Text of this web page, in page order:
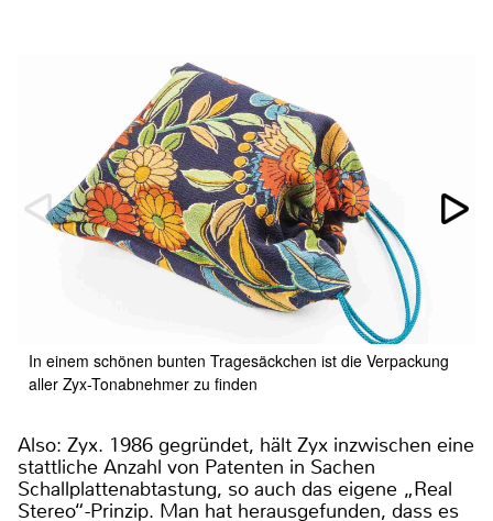
In einem schönen bunten Tragesäckchen ist die Verpackung
aller Zyx-Tonabnehmer zu finden
Also: Zyx. 1986 gegründet, hält Zyx inzwischen eine
stattliche Anzahl von Patenten in Sachen
Schallplattenabtastung, so auch das eigene „Real
Stereo“-Prinzip. Man hat herausgefunden, dass es